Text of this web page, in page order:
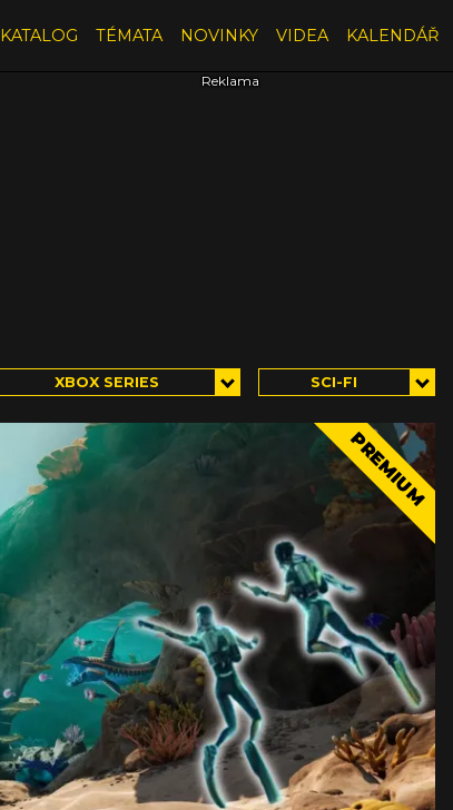
KATALOG TÉMATA NOVINKY VIDEA KALENDÁŘ
XBOX SERIES SCI-FI
PREMIUM